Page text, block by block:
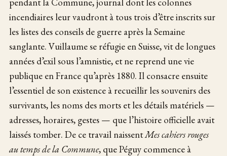
incendiaires leur vaudront à tous trois d’être inscrits sur
les listes des conseils de guerre après la Semaine
sanglante. Vuillaume se réfugie en Suisse, vit de longues
années d’exil sous l’amnistie, et ne reprend une vie
publique en France qu’après 1880. Il consacre ensuite
l’essentiel de son existence à recueillir les souvenirs des
survivants, les noms des morts et les détails matériels —
adresses, horaires, gestes — que l’histoire officielle avait
laissés tomber. De ce travail naissentMes cahiers rouges
au temps de la Commune, que Péguy commence à